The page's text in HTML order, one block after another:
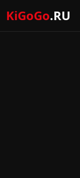
KiGoGo.RU